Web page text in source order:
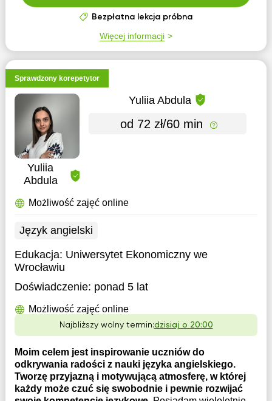
Bezpłatna lekcja próbna
Więcej informacji
Sprawdzony korepetytor
Yuliia
Abdula
Yuliia Abdula
od 72 zł/60 min
Możliwość zajęć online
Język angielski
Edukacja: Uniwersytet Ekonomiczny we
Wrocławiu
Doświadczenie: ponad 5 lat
Możliwość zajęć online
Najbliższy wolny termin:dzisiaj o 20:00
Moim celem jest inspirowanie uczniów do
odkrywania radości z nauki języka angielskiego.
Tworzę przyjazną i motywującą atmosferę, w której
każdy może czuć się swobodnie i pewnie rozwijać